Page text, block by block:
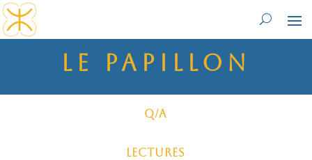
le papillon
Q/A
Lectures